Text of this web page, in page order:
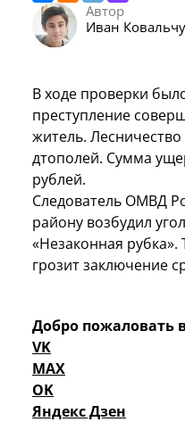
Автор
Иван
В ходе проверки
преступление
житель.
дтополей. Сумма
рублей.
Следователь ОМВД
району возбудил
«Незаконная
грозит заключение
Добро пожаловать
VK
MAX
OK
Яндекс Дзен